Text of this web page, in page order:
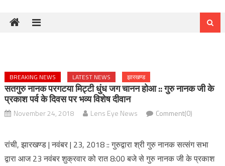
BREAKING NEWS LATEST NEWS झारखण्ड
सतगुरु नानक परगटया मिट्टी धुंध जग चानन होआ :: गुरु नानक जी के
प्रकाश पर्व के दिवस पर भव्य विशेष दीवान
November 24, 2018 Lens Eye News Comment(0)
रांची, झारखण्ड | नवंबर | 23, 2018 :: गुरुद्वारा श्री गुरु नानक सत्संग सभा
द्वारा आज 23 नवंबर शुक्रवार को रात 8:00 बजे से गुरु नानक जी के प्रकाश